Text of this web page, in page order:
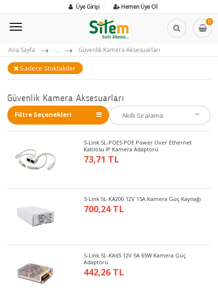
Üye Girişi Hemen Üye Ol
0
Ana Sayfa ... Güvenlik Kamera Aksesuarları
Sadece Stoktakiler
Güvenlik Kamera Aksesuarları
Filtre Seçenekleri
S-Link SL-POE5 POE Power Over Ethernet
Kablosu IP Kamera Adaptörü
73,71 TL
S-Link SL-KA200 12V 15A Kamera Güç Kaynağı
700,24 TL
S-Link SL-KA65 12V 5A 65W Kamera Güç
Adaptörü
442,26 TL